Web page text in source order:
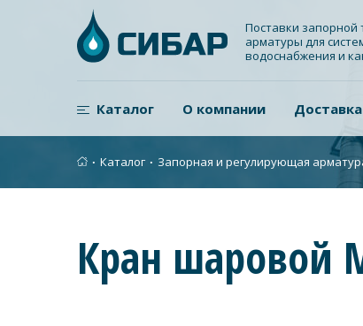
Поставки запорной
арматуры для
водоснабжения и
Каталог О компании Доставка
∙ Каталог ∙ Запорная и регулирующая
Кран шаровой